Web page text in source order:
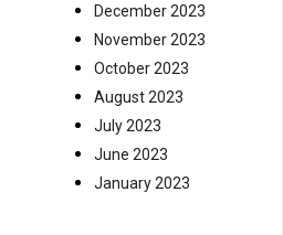
December 2023
November 2023
October 2023
August 2023
July 2023
June 2023
January 2023